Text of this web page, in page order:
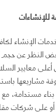
للإنشاءات
الإنشاء
النظر عن
معايير
مشاريعها
مستدامة،
على شركات